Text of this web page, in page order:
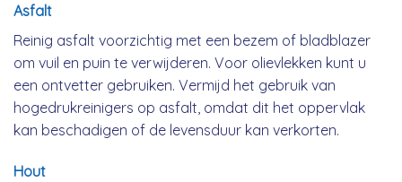
Asfalt
Reinig asfalt voorzichtig met een bezem of bladblazer
om vuil en puin te verwijderen. Voor olievlekken kunt u
een ontvetter gebruiken. Vermijd het gebruik van
hogedrukreinigers op asfalt, omdat dit het oppervlak
kan beschadigen of de levensduur kan verkorten.
Hout